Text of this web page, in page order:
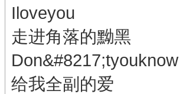
Iloveyou
走进角落的黝黑
Don&#8217;tyouknow
给我全副的爱